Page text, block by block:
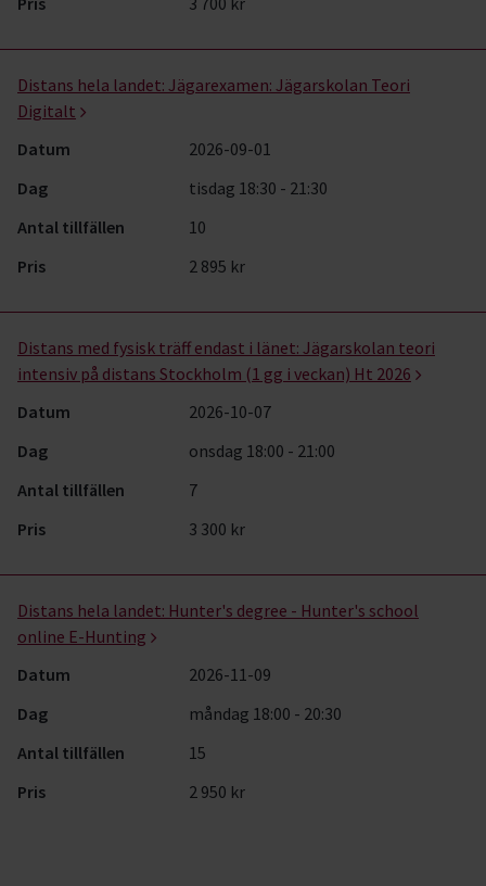
Distans hela landet: Jägarexamen: Jägarskolan Teori
Digitalt
Datum
2026-09-01
Dag
tisdag 18:30 - 21:30
Antal tillfällen
10
Pris
2 895 kr
Distans med fysisk träff endast i länet: Jägarskolan teori
intensiv på distans Stockholm (1 gg i veckan) Ht 2026
Datum
2026-10-07
Dag
onsdag 18:00 - 21:00
Antal tillfällen
7
Pris
3 300 kr
Distans hela landet: Hunter's degree - Hunter's school
online E-Hunting
Datum
2026-11-09
Dag
måndag 18:00 - 20:30
Antal tillfällen
15
Pris
2 950 kr